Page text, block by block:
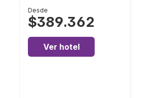
Desde
$389.362
Ver hotel